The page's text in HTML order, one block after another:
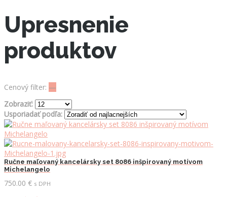
Upresnenie
produktov
Cenový filter: —
Zobraziť:
Usporiadať podľa:
Ručne maľovaný kancelársky set 8086 inšpirovaný motívom
Michelangelo
750.00 € s DPH